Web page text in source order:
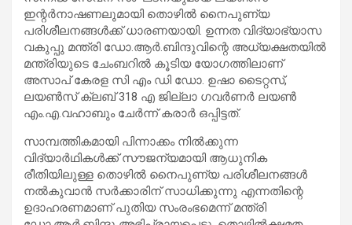
ഇന്റർനാഷണലുമായി തൊഴിൽ നൈപുണ്യ
പരിശീലനങ്ങൾക്ക് ധാരണയായി. ഉന്നത വിദ്യാഭ്യാസ
വകുപ്പു മന്ത്രി ഡോ.ആർ.ബിന്ദുവിന്റെ അധ്യക്ഷതയിൽ
മന്ത്രിയുടെ ചേംബറിൽ കൂടിയ യോഗത്തിലാണ്
അസാപ് കേരള സി എം ഡി ഡോ. ഉഷാ ടൈറ്റസ്,
ലയൺസ് ക്ലബ് 318 എ ജില്ലാ ഗവർണർ ലയൺ
എം.എ.വഹാബും ചേർന്ന് കരാർ ഒപ്പിട്ടത്.
സാമ്പത്തികമായി പിന്നാക്കം നിൽക്കുന്ന
വിദ്യാർഥികൾക്ക് സൗജന്യമായി ആധുനിക
രീതിയിലുള്ള തൊഴിൽ നൈപുണ്യ പരിശീലനങ്ങൾ
നൽകുവാൻ സർക്കാരിന് സാധിക്കുന്നു എന്നതിന്റെ
ഉദാഹരണമാണ് പുതിയ സംരംഭമെന്ന് മന്ത്രി